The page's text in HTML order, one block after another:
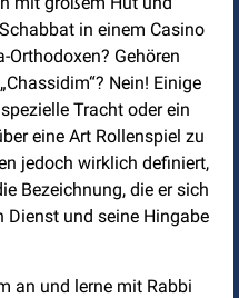
in einem Casino
Orthodoxen? Gehören
Nein! Einige
Tracht oder ein
eine Art Rollenspiel zu
jedoch wirklich definiert,
Bezeichnung, die er sich
Dienst und seine Hingabe
an und lerne mit Rabbi